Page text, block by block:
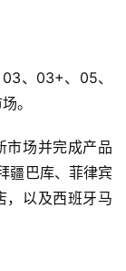
、03+、05、
。
市场并完成产品
疆巴库、菲律宾
，以及西班牙马